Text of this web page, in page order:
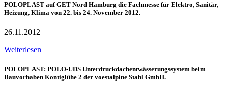
POLOPLAST auf GET Nord Hamburg die Fachmesse für Elektro, Sanitär,
Heizung, Klima von 22. bis 24. November 2012.
26.11.2012
Weiterlesen
POLOPLAST: POLO-UDS Unterdruckdachentwässerungssystem beim
Bauvorhaben Kontiglühe 2 der voestalpine Stahl GmbH.